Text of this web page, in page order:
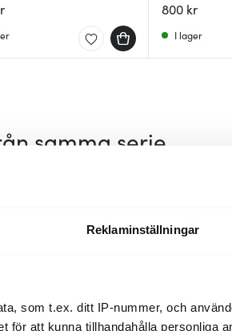
Reklaminställningar
som t.ex. ditt IP-nummer, och
för att kunna tillhandahålla personliga
800 kr
I lager
samma serie